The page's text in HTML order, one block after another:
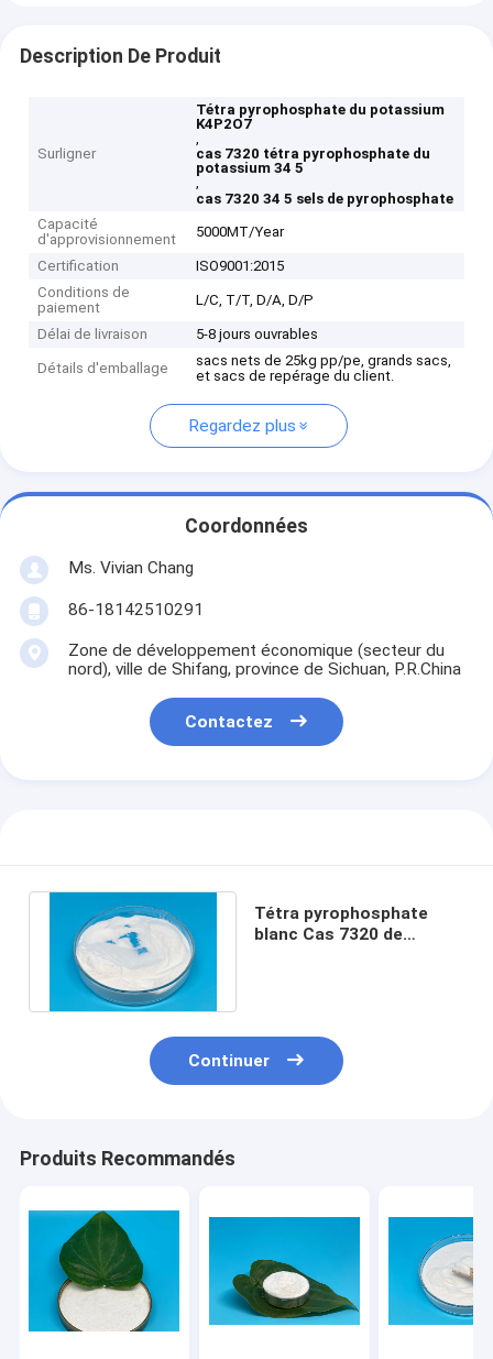
Description De Produit
Surligner
Tétra pyrophosphate du potassium
K4P2O7
,
cas 7320 tétra pyrophosphate du
potassium 34 5
,
cas 7320 34 5 sels de pyrophosphate
Capacité
d'approvisionnement
5000MT/Year
Certification
ISO9001:2015
Conditions de
paiement
L/C, T/T, D/A, D/P
Délai de livraison 5-8 jours ouvrables
Détails d'emballage
sacs nets de 25kg pp/pe, grands sacs,
et sacs de repérage du client.
Regardez plus
Coordonnées
Ms. Vivian Chang
86-18142510291
Zone de développement économique (secteur du
nord), ville de Shifang, province de Sichuan, P.R.China
Contactez
Tétra pyrophosphate
blanc Cas 7320 de
Continuer
Produits Recommandés